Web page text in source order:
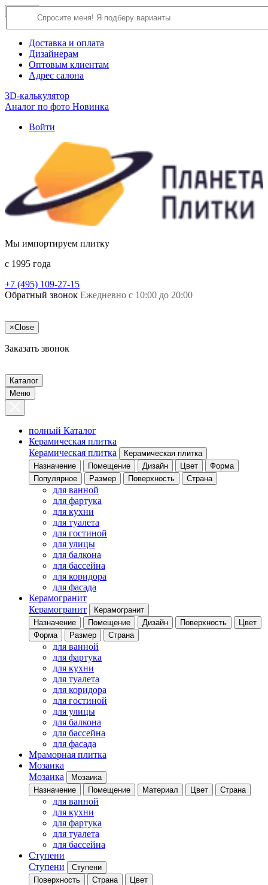
О компании
Доставка и оплата
Дизайнерам
Оптовым клиентам
Адрес салона
3D-калькулятор
Аналог по фото Новинка
Войти
Мы импортируем плитку
c 1995 года
+7 (495) 109-27-15
Обратный звонок Ежедневно с 10:00 до 20:00
×Close
Заказать звонок
Каталог
Меню
полный Каталог
Керамическая плитка
Керамическая плитка
Керамическая плитка
Назначение
Помещение Дизайн Цвет
Форма
Популярное
Размер Поверхность Страна
для ванной
для фартука
для кухни
для туалета
для гостиной
для улицы
для балкона
для бассейна
для коридора
для фасада
Керамогранит
Керамогранит
Керамогранит
Назначение
Помещение Дизайн Поверхность
Цвет
Форма
Размер Страна
для ванной
для фартука
для кухни
для туалета
для коридора
для гостиной
для улицы
для балкона
для бассейна
для фасада
Мраморная плитка
Мозаика
Мозаика
Мозаика
Назначение
Помещение Материал Цвет Страна
для ванной
для кухни
для фартука
для туалета
для бассейна
Ступени
Ступени
Ступени
Поверхность
Страна Цвет